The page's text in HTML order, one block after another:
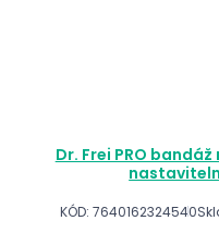
Dr. Frei PRO
KÓD: 7640162324540